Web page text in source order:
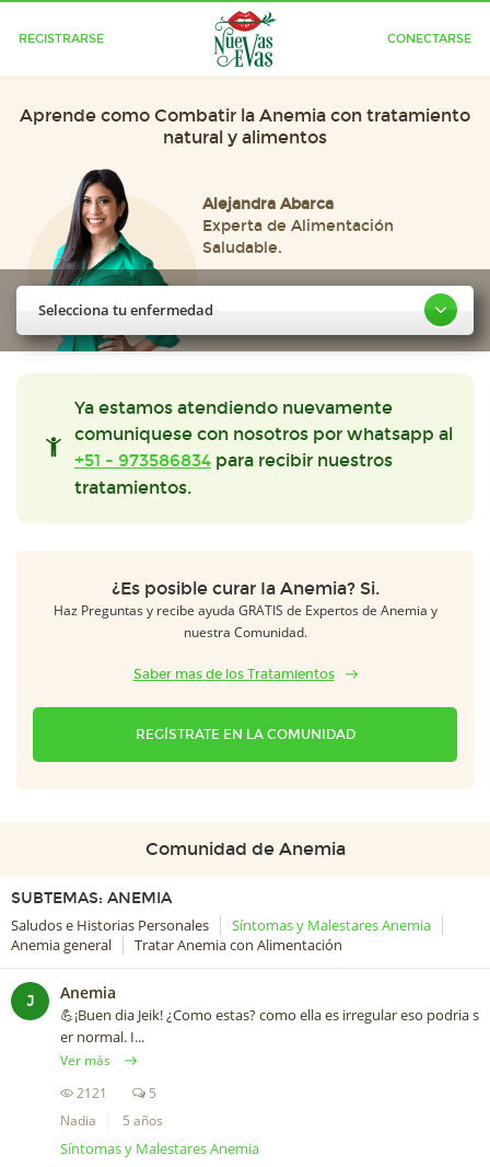
REGISTRARSE CONECTARSE
Aprende como Combatir la Anemia con tratamiento
natural y alimentos
Alejandra Abarca
Experta de Alimentación
Saludable.
Selecciona tu enfermedad
Ya estamos atendiendo nuevamente
comuniquese con nosotros por whatsapp al
+51 - 973586834 para recibir nuestros
tratamientos.
¿Es posible curar Ia Anemia? Si.
Haz Preguntas y recibe ayuda GRATIS de Expertos de Anemia y
nuestra Comunidad.
Saber mas de los Tratamientos
REGÍSTRATE EN LA COMUNIDAD
Comunidad de Anemia
SUBTEMAS: ANEMIA
Saludos e Historias Personales
Síntomas y Malestares Anemia
Anemia general
Tratar Anemia con Alimentación
J Anemia
💪¡Buen dia Jeik! ¿Como estas? como ella es irregular eso podria s
er normal. I...
Ver más
2121
5
Nadia
5 años
Síntomas y Malestares Anemia